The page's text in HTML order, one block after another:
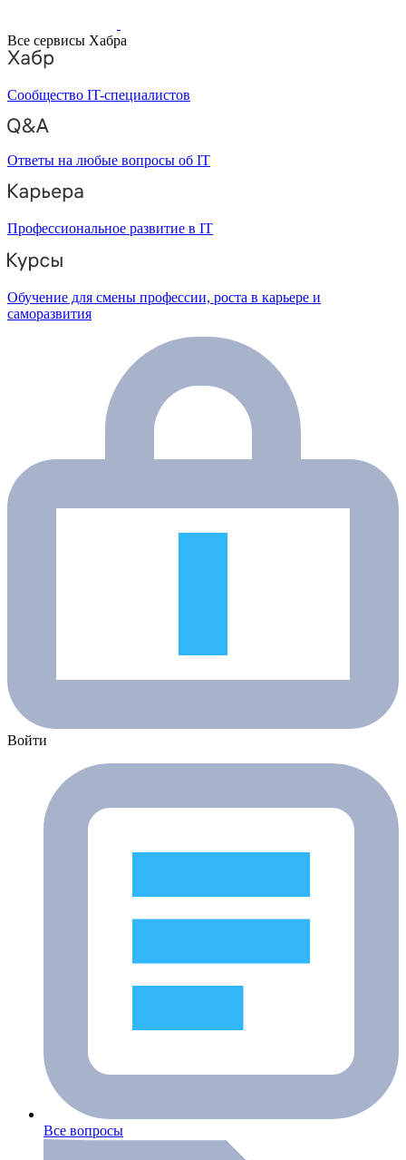
Все сервисы Хабра
Сообщество IT-специалистов
Ответы на любые вопросы об IT
Профессиональное развитие в IT
Обучение для смены профессии, роста в карьере и
саморазвития
Войти
Все вопросы